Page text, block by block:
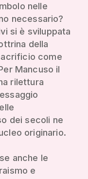
nelle
necessario?
si è sviluppata
della
come
Mancuso il
rilettura
dei secoli ne
originario.
anche le
e